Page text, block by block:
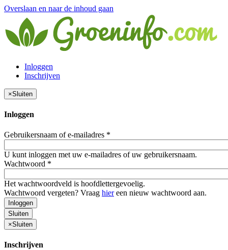
Overslaan en naar de inhoud gaan
Inloggen
Inschrijven
×Sluiten
Inloggen
Gebruikersnaam of e-mailadres *
U kunt inloggen met uw e-mailadres of uw gebruikersnaam.
Wachtwoord *
Het wachtwoordveld is hoofdlettergevoelig.
Wachtwoord vergeten? Vraag hiereen nieuw wachtwoord aan.
Inloggen
Sluiten
×Sluiten
Inschrijven